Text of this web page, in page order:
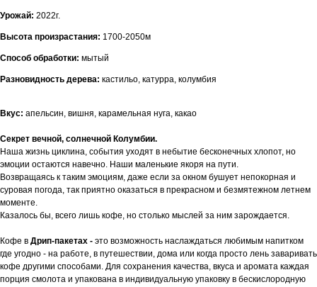
Урожай: 2022г.
Высота произрастания: 1700-2050м
Способ обработки: мытый
Разновидность дерева: кастильо, катурра, колумбия
Вкус: апельсин, вишня, карамельная нуга, какао
Секрет вечной, солнечной Колумбии.
Наша жизнь циклина, события уходят в небытие бесконечных хлопот, но
эмоции остаются навечно. Наши маленькие якоря на пути.
Возвращаясь к таким эмоциям, даже если за окном бушует непокорная и
суровая погода, так приятно оказаться в прекрасном и безмятежном летнем
моменте.
Казалось бы, всего лишь кофе, но столько мыслей за ним зарождается.
Кофе в Дрип-пакетах - это возможность наслаждаться любимым напитком
где угодно - на работе, в путешествии, дома или когда просто лень заваривать
кофе другими способами. Для сохранения качества, вкуса и аромата каждая
порция смолота и упакована в индивидуальную упаковку в бескислородную